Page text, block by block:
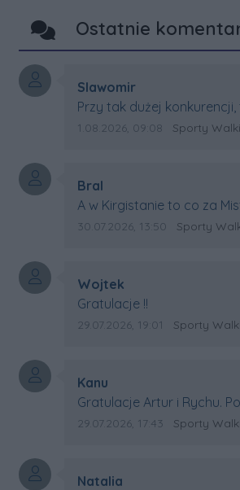
Ostatnie
Autor komentarza:
Slawomir
Treść komentarza:
Przy tak dużej
Artura. Gratulacje !
Data dodania komentarza:
1.08.2026, 09:08 Źródło
Sporty Walki:
Autor komentarza:
Bral
Treść komentarza:
A w Kirgistanie to co za
Swiata?
Data dodania komentarza:
30.07.2026, 13:50 Źródło
Sporty Walki:
Autor komentarza:
Wojtek
Treść komentarza:
Gratulacje !!
Data dodania komentarza:
29.07.2026, 19:01 Źródło
Sporty Walki:
Autor komentarza:
Kanu
Treść komentarza:
Gratulacje Artur i Rychu.
Kirgistanu.
Data dodania komentarza:
29.07.2026, 17:43 Źródło
Sporty Walki:
Autor komentarza:
Natalia